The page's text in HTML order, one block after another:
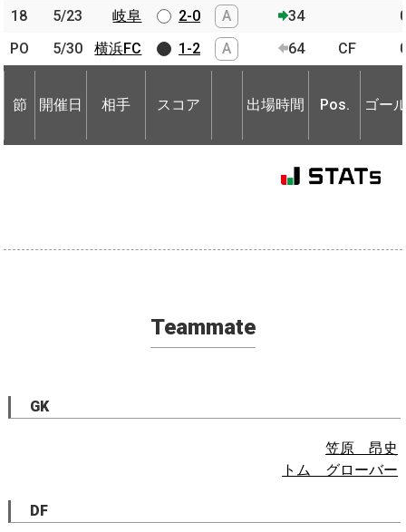
18
5/23 岐阜 2-0 A 34
PO
5/30 横浜FC 1-2 A 64 CF
節 開催日 相手 スコア 出場時間 Pos. ゴー
18
5/23
岐阜
PO
5/30 横浜FC
節 開催日 相手
Teammate
GK
笠原 昂史
トム グローバー
DF